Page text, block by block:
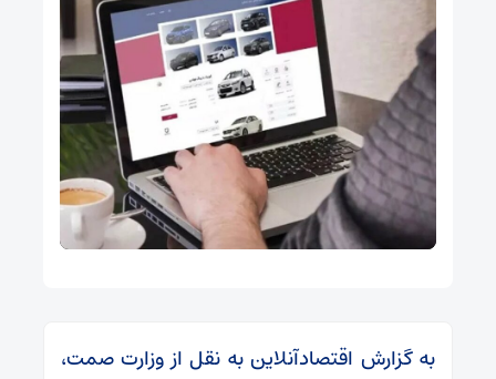
به گزارش اقتصادآنلاین به نقل از وزارت صمت،